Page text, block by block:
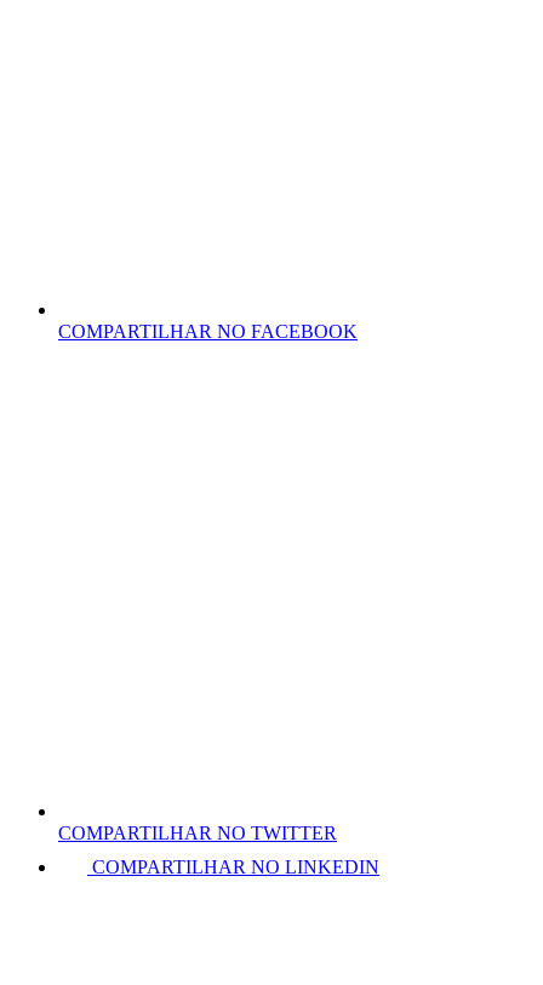
COMPARTILHAR NO FACEBOOK
COMPARTILHAR NO TWITTER
COMPARTILHAR NO LINKEDIN